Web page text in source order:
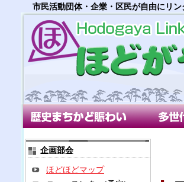
市民活動団体・企業・区民が自由にリ
企画部会
ほどほどマップ